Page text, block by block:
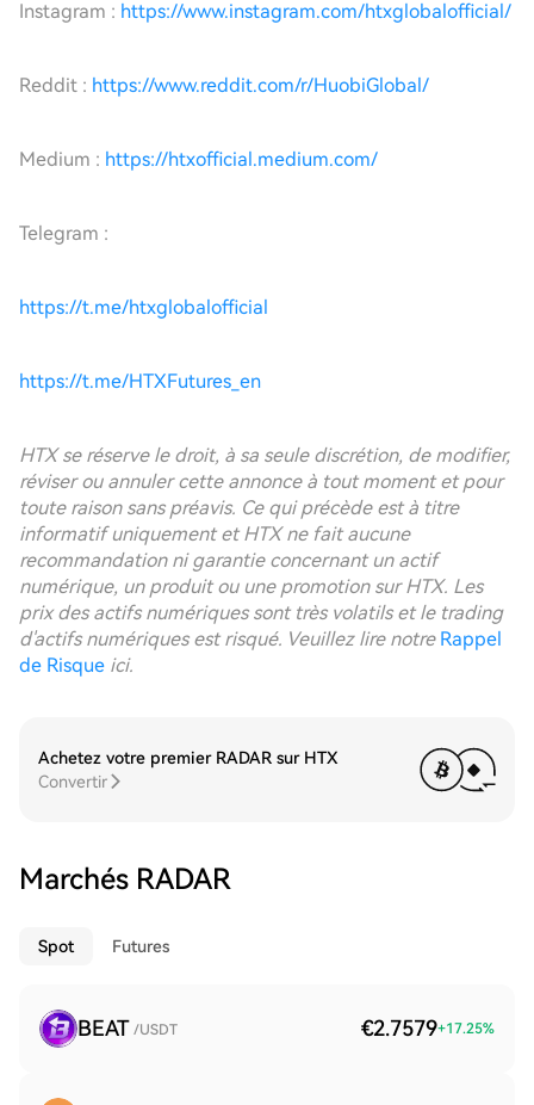
Instagram : https://www.instagram.com/htxglobalofficial/
Reddit : https://www.reddit.com/r/HuobiGlobal/
Medium : https://htxofficial.medium.com/
Telegram :
https://t.me/htxglobalofficial
https://t.me/HTXFutures_en
HTX se réserve le droit, à sa seule discrétion, de modifier,
réviser ou annuler cette annonce à tout moment et pour
toute raison sans préavis. Ce qui précède est à titre
informatif uniquement et HTX ne fait aucune
recommandation ni garantie concernant un actif
numérique, un produit ou une promotion sur HTX. Les
prix des actifs numériques sont très volatils et le trading
d'actifs numériques est risqué. Veuillez lire notre Rappel
de Risque ici.
Achetez votre premier RADAR sur HTX
Convertir
Marchés RADAR
Spot Futures
BEAT /USDT €2.7579+17.25%